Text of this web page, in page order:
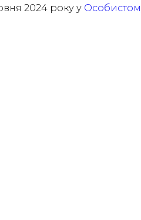
2024 року у